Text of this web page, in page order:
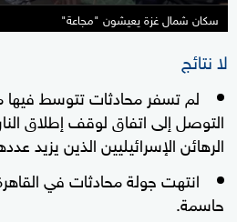
سكان شمال غزة يعيشون "مجاعة"
لا نتائج
لم تسفر محادثات تتوسط
التوصل إلى اتفاق لوقف إطلاق
الرهائن الإسرائيليين الذين يزيد
انتهت جولة محادثات في
حاسمة.